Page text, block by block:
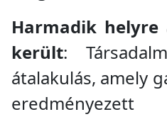
Harmadik
került:
átalakulás, amely
eredményezett